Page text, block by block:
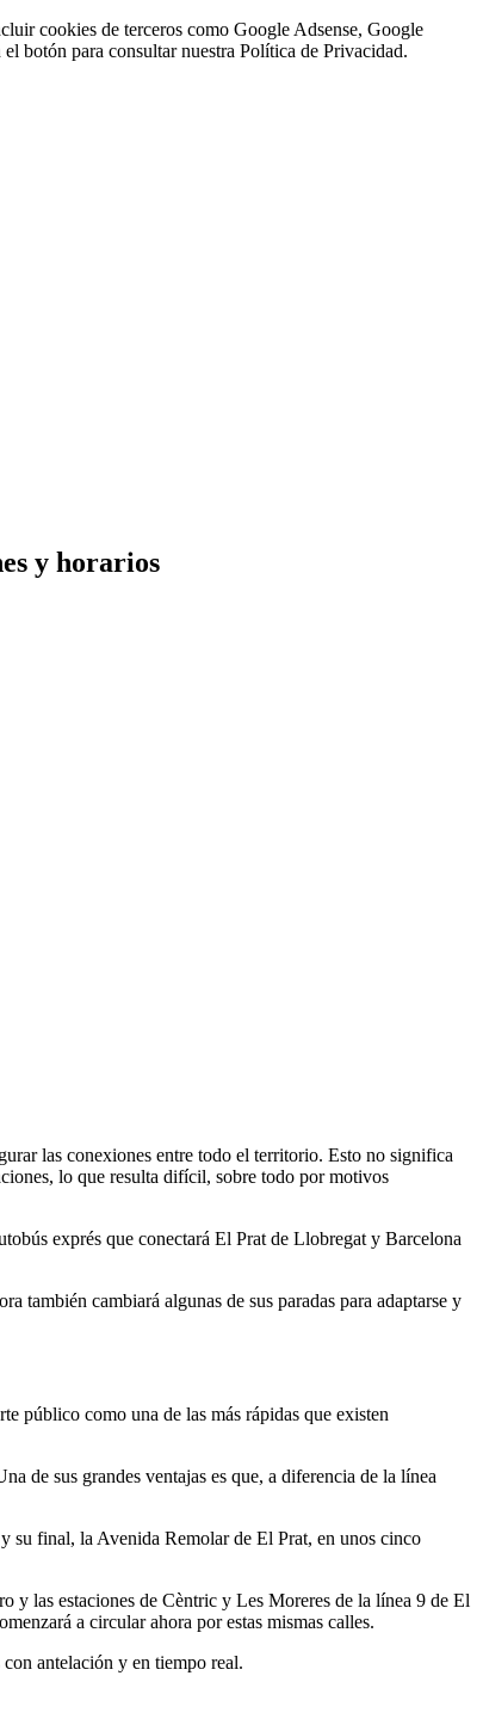
cookies de terceros como Google Adsense, Google
botón para consultar nuestra Política de Privacidad.
y horarios
las conexiones entre todo el territorio. Esto no significa
lo que resulta difícil, sobre todo por motivos
exprés que conectará El Prat de Llobregat y Barcelona
también cambiará algunas de sus paradas para adaptarse y
público como una de las más rápidas que existen
de sus grandes ventajas es que, a diferencia de la línea
su final, la Avenida Remolar de El Prat, en unos cinco
y las estaciones de Cèntric y Les Moreres de la línea 9 de El
a circular ahora por estas mismas calles.
antelación y en tiempo real.